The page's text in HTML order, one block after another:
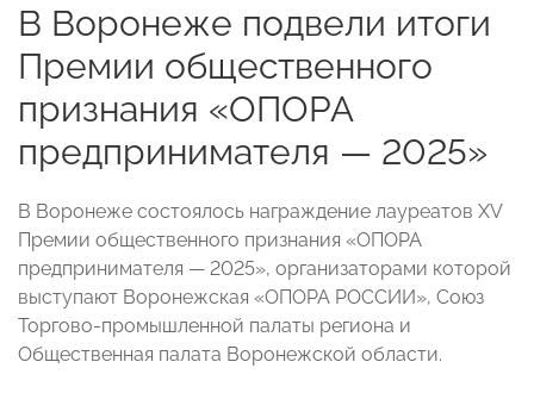
В Воронеже подвели итоги
Премии общественного
признания «ОПОРА
предпринимателя — 2025»
В Воронеже состоялось награждение лауреатов XV
Премии общественного признания «ОПОРА
предпринимателя — 2025», организаторами которой
выступают Воронежская «ОПОРА РОССИИ», Союз
Торгово-промышленной палаты региона и
Общественная палата Воронежской области.